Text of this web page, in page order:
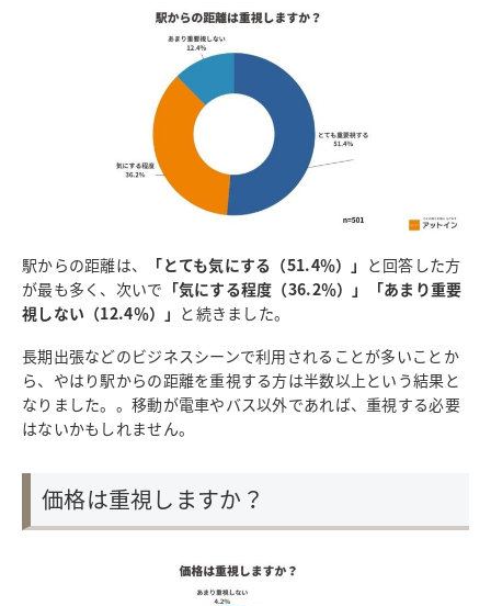
駅からの距離は、 「とても気にする（51.4％）」 と回答した方
が最も多く、次いで 「気にする程度（36.2％）」「あまり重要
視しない（12.4％）」 と続きました。
長期出張などのビジネスシーンで利用されることが多いことか
ら、やはり駅からの距離を重視する方は半数以上という結果と
なりました。。移動が電車やバス以外であれば、重視する必要
はないかもしれません。
価格は重視しますか？